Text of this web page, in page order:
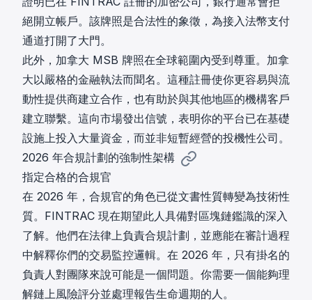
絕開立帳戶。該牌照是合法性的象徵，為接入法幣支付
通道打開了大門。
此外，加拿大 MSB 牌照在全球範圍內受到尊重。加拿
大以嚴格的金融執法而聞名。這種註冊使你更容易與流
動性提供商建立合作，也有助於與其他地區的機構客戶
建立聯繫。這向市場發出信號，表明你的平台已在基礎
設施上投入大量資金，而並非短暫經營的投機性公司。
2026 年合規計劃的強制性架構
指定合格的合規官
在 2026 年，合規官的角色已從文書性質轉變為技術性
質。FINTRAC 現在期望此人具備對區塊鏈鑑識的深入
了解。他們在法律上負責合規計劃，並應能在審計過程
中解釋你們的交易監控邏輯。在 2026 年，只有掛名的
負責人對團隊來說可能是一個問題。你需要一個能夠理
解鏈上風險評分並處理報告生命週期的人。